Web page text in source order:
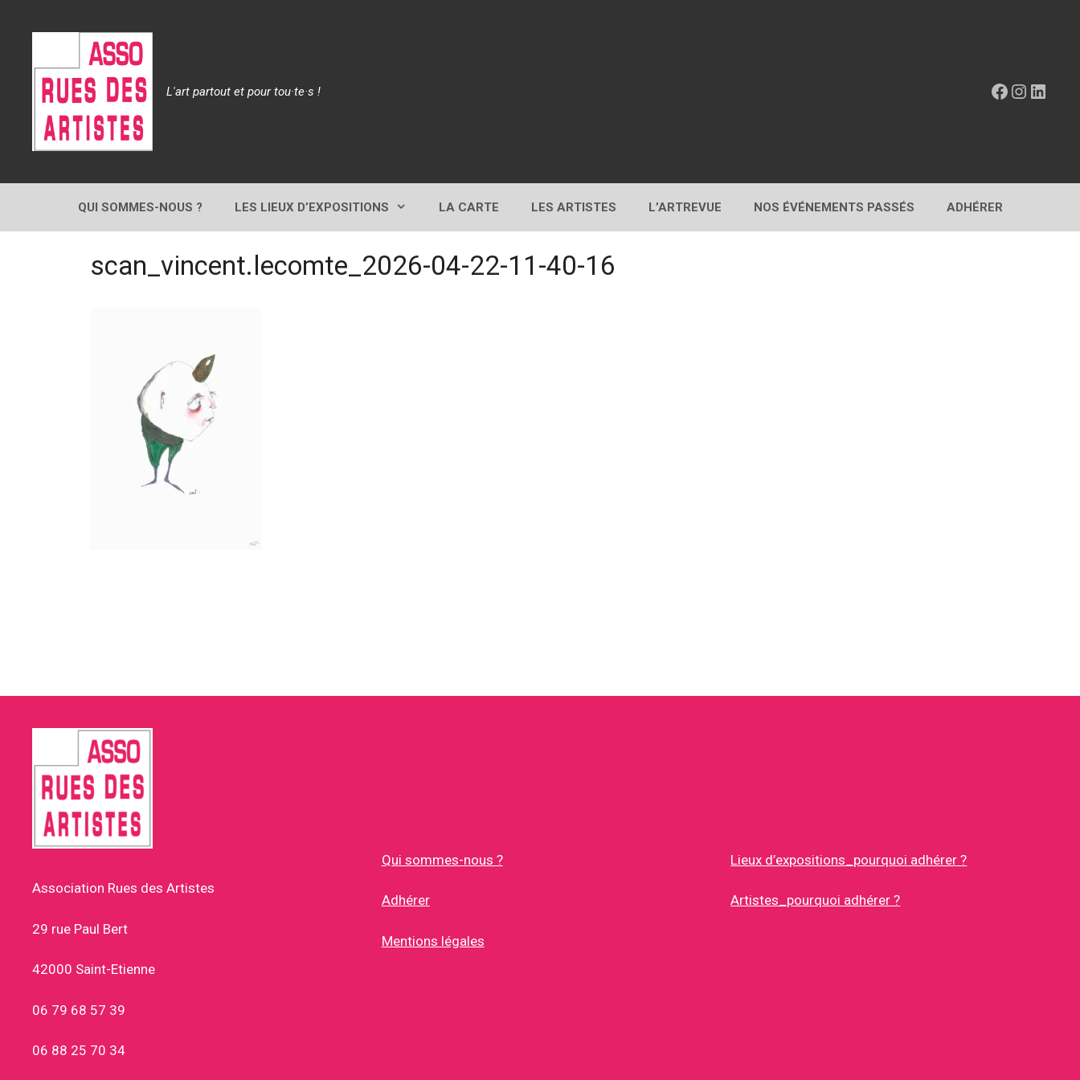
L'art partout et pour tou·te·s ! Facebook
QUI SOMMES-NOUS ? LES LIEUX D’EXPOSITIONS LA CARTE LES ARTISTES L’ARTREVUE NOS ÉVÉNEMENTS PASSÉS ADHÉRER
scan_vincent.lecomte_2026-04-22-11-40-16
Association Rues des Artistes
29 rue Paul Bert
42000 Saint-Etienne
06 79 68 57 39
06 88 25 70 34
Qui sommes-nous ?
Adhérer
Mentions légales
Lieux d’expositions_pourquoi adhérer ?
Artistes_pourquoi adhérer ?